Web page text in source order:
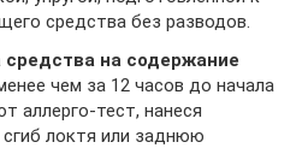
средства без разводов.
средства на содержание
чем за 12 часов до начала
аллерго-тест, нанеся
локтя или заднюю